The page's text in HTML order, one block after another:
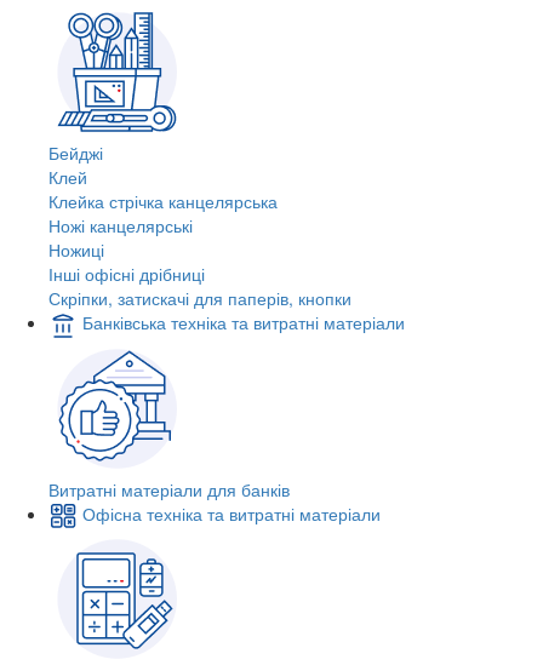
Бейджі
Клей
Клейка стрічка канцелярська
Ножі канцелярські
Ножиці
Інші офісні дрібниці
Скріпки, затискачі для паперів, кнопки
Банківська техніка та витратні матеріали
Витратні матеріали для банків
Офісна техніка та витратні матеріали